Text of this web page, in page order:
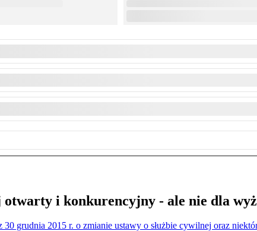
otwarty i konkurencyjny - ale nie dla
30 grudnia 2015 r. o zmianie ustawy o służbie cywilnej oraz